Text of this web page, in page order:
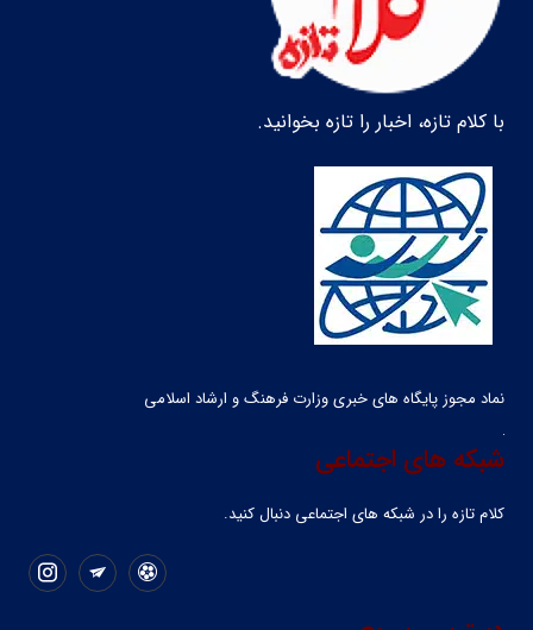
با کلام تازه، اخبار را تازه بخوانید.
نماد مجوز پایگاه های خبری وزارت فرهنگ و ارشاد اسلامی
شبکه های اجتماعی
کلام تازه را در شبکه ‌های اجتماعی دنبال کنید.